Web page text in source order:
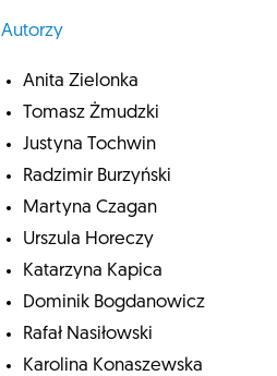
Autorzy
Anita Zielonka
Tomasz Żmudzki
Justyna Tochwin
Radzimir Burzyński
Martyna Czagan
Urszula Horeczy
Katarzyna Kapica
Dominik Bogdanowicz
Rafał Nasiłowski
Karolina Konaszewska